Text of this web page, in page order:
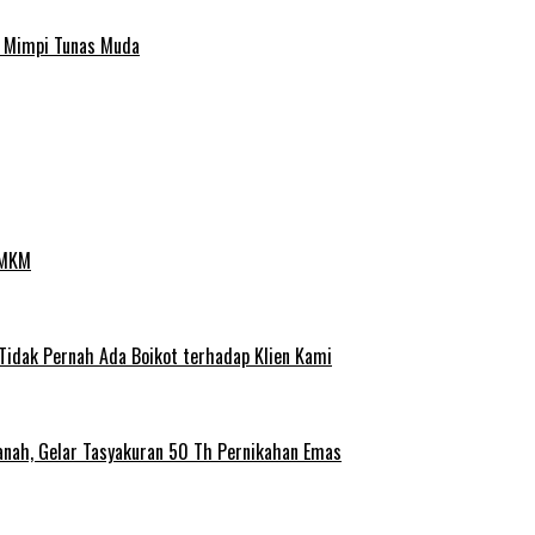
Tunas Muda
Pernah Ada Boikot terhadap Klien Kami
Gelar Tasyakuran 50 Th Pernikahan Emas